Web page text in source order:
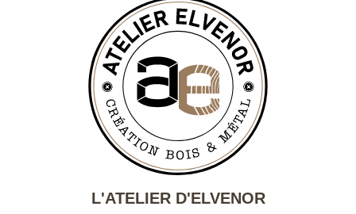
L'ATELIER D'ELVENOR